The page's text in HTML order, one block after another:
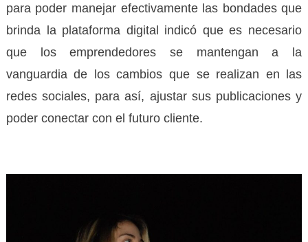
para poder manejar efectivamente las bondades que
brinda la plataforma digital indicó que es necesario
que los emprendedores se mantengan a la
vanguardia de los cambios que se realizan en las
redes sociales, para así, ajustar sus publicaciones y
poder conectar con el futuro cliente.